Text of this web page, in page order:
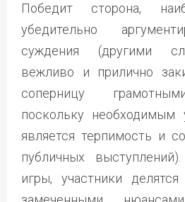
Победит сторона,
убедительно
суждения (другими
вежливо и прилично
соперницу
поскольку необходимым
является терпимость и
публичных
игры, участники